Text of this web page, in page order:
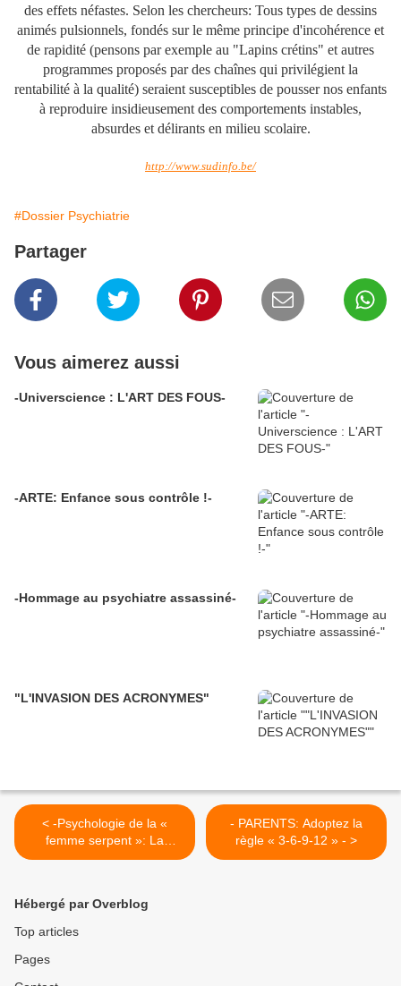
des effets néfastes. Selon les chercheurs: Tous types de dessins
animés pulsionnels, fondés sur le même principe d'incohérence et
de rapidité (pensons par exemple au "Lapins crétins" et autres
programmes proposés par des chaînes qui privilégient la
rentabilité à la qualité) seraient susceptibles de pousser nos enfants
à reproduire insidieusement des comportements instables,
absurdes et délirants en milieu scolaire.
http://www.sudinfo.be/
#Dossier Psychiatrie
Partager
Vous aimerez aussi
-Universcience : L'ART DES FOUS-
-ARTE: Enfance sous contrôle !-
-Hommage au psychiatre assassiné-
"L'INVASION DES ACRONYMES"
< -Psychologie de la «
femme serpent »: La
perversion au féminin-
- PARENTS: Adoptez la
règle « 3-6-9-12 » - >
Hébergé par Overblog
Top articles
Pages